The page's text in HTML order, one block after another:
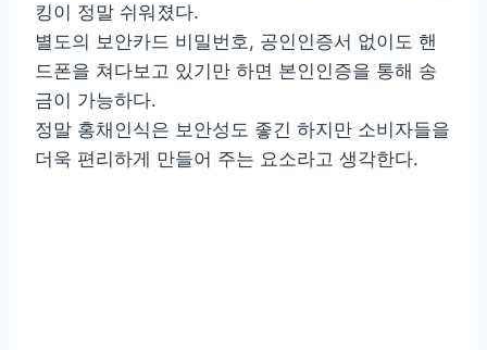
킹이 정말 쉬워졌다.
별도의 보안카드 비밀번호, 공인인증서 없이도 핸
드폰을 쳐다보고 있기만 하면 본인인증을 통해 송
금이 가능하다.
정말 홍채인식은 보안성도 좋긴 하지만 소비자들을
더욱 편리하게 만들어 주는 요소라고 생각한다.